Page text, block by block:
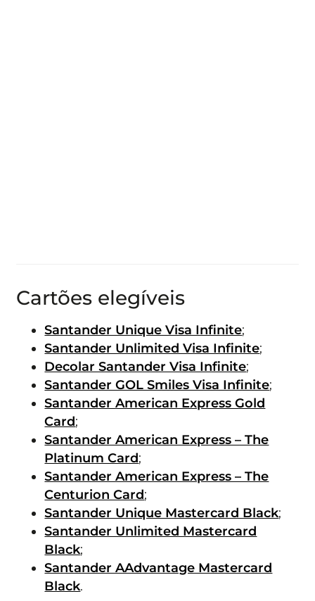
Cartões elegíveis
Santander Unique Visa Infinite;
Santander Unlimited Visa Infinite;
Decolar Santander Visa Infinite;
Santander GOL Smiles Visa Infinite;
Santander American Express Gold
Card;
Santander American Express – The
Platinum Card;
Santander American Express – The
Centurion Card;
Santander Unique Mastercard Black;
Santander Unlimited Mastercard
Black;
Santander AAdvantage Mastercard
Black.